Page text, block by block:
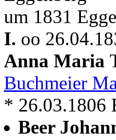
um 1831
I. oo
Anna Maria
Buchmeier
* 26.03.1806
Beer